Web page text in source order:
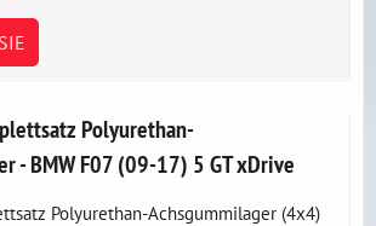
Polyurethan-
- BMW F07 (09-17) 5 GT xDrive
Polyurethan-Achsgummilager (4x4)